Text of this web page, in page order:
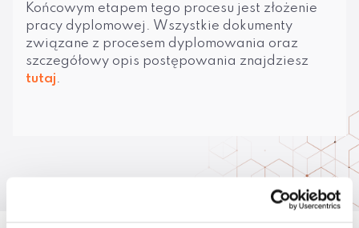
Końcowym etapem tego procesu jest złożenie
pracy dyplomowej. Wszystkie dokumenty
związane z procesem dyplomowania oraz
szczegółowy opis postępowania znajdziesz
tutaj.